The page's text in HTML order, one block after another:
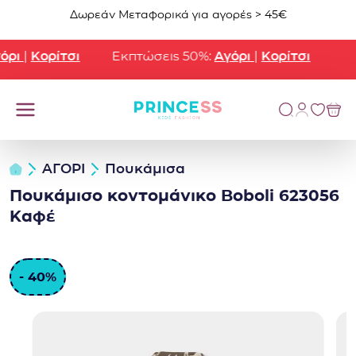
Μετάβαση στο περιεχόμενο
Δωρεάν Μεταφορικά για αγορές > 45€
|Κορίτσι Εκπτώσεις 50%:Αγόρι|Κορίτσι
ΑΓΟΡΙ Πουκάμισα
Πουκάμισο κοντομάνικο Boboli 623056
Καφέ
- 40%